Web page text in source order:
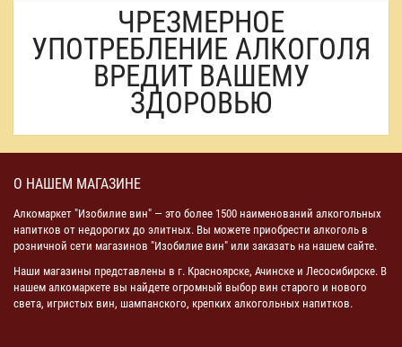
ЧРЕЗМЕРНОЕ
УПОТРЕБЛЕНИЕ АЛКОГОЛЯ
ВРЕДИТ ВАШЕМУ
ЗДОРОВЬЮ
О НАШЕМ МАГАЗИНЕ
Алкомаркет "Изобилие вин" — это более 1500 наименований алкогольных
напитков от недорогих до элитных. Вы можете приобрести алкоголь в
розничной сети магазинов "Изобилие вин" или заказать на нашем сайте.
Наши магазины представлены в г. Красноярске, Ачинске и Лесосибирске. В
нашем алкомаркете вы найдете огромный выбор вин старого и нового
света, игристых вин, шампанского, крепких алкогольных напитков.